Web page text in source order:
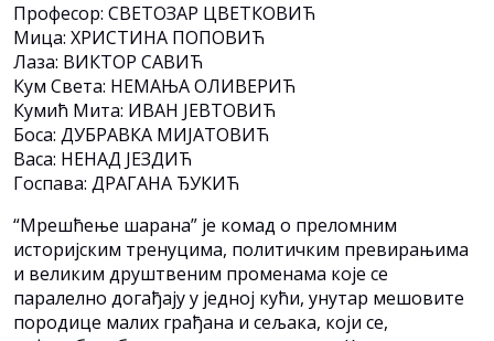
Професор: СВЕТОЗАР ЦВЕТКОВИЋ
Мица: ХРИСТИНА ПОПОВИЋ
Лаза: ВИКТОР САВИЋ
Кум Света: НЕМАЊА ОЛИВЕРИЋ
Кумић Мита: ИВАН ЈЕВТОВИЋ
Боса: ДУБРАВКА МИЈАТОВИЋ
Васа: НЕНАД ЈЕЗДИЋ
Госпава: ДРАГАНА ЂУКИЋ
“Мрешћење шарана” је комад о преломним
историјским тренуцима, политичким превирањима
и великим друштвеним променама које се
паралелно догађају у једној кући, унутар мешовите
породице малих грађана и сељака, који се,